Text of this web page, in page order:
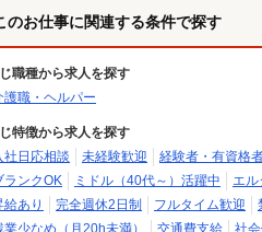
のお仕事に関連する条件で探す
職種から求人を探す
護職・ヘルパー
特徴から求人を探す
社日応相談
未経験歓迎 経験者・有資格
ランクOK
ミドル（40代～）活躍中 エ
給あり
完全週休2日制 フルタイム歓迎
業少なめ（月20h未満）
交通費支給 社